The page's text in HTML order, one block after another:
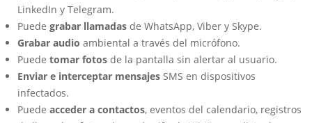
LinkedIn y Telegram.
Puede grabar llamadas de WhatsApp, Viber y Skype.
Grabar audio ambiental a través del micrófono.
Puede tomar fotos de la pantalla sin alertar al usuario.
Enviar e interceptar mensajes SMS en dispositivos
infectados.
Puede acceder a contactos, eventos del calendario, registros